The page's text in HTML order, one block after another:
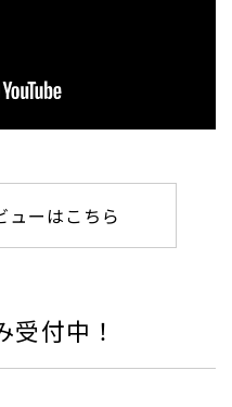
ューはこちら
付中！